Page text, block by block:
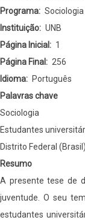
Programa
Sociologia
Instituição
UNB
Página Inicial
1
Página Final
256
Idioma
Português
Palavras chave
Sociologia
Estudantes
Distrito Federal (Brasil)
Resumo
A presente tese de
juventude. O seu
estudantes